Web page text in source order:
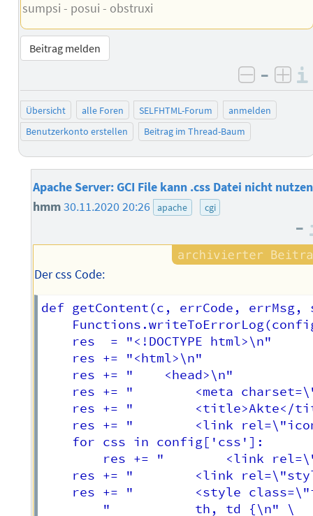
sumpsi - posui - obstruxi
Beitrag melden
negativ
–
Übersicht alle Foren SELFHTML-Forum
anmelden
Benutzerkonto erstellen
Beitrag im Thread-Baum
Apache Server: GCI File kann .css Datei nicht nutzen
hmm30.11.2020 20:26 apache cgi
–
Der css Code:
def getContent(c, errCode,
    res += "		<link rel=\"stylesheet\" href=\"" + "/css/akte.css" + "\" />\n"